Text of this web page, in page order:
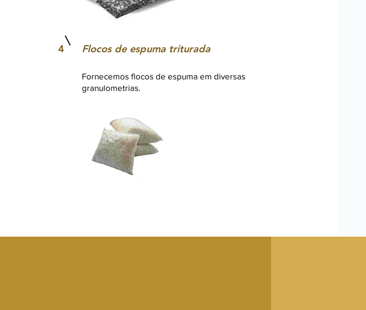
4 Flocos de espuma triturada
Fornecemos flocos de espuma em diversas
granulometrias.